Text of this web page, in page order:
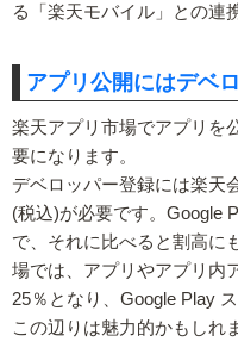
る「楽天モバイル」との連
アプリ公開にはデベ
楽天アプリ市場でアプリを
要になります。
デベロッパー登録には楽天
(税込)が必要です。Google
で、それに比べると割高に
場では、アプリやアプリ内
25％となり、Google Play
この辺りは魅力的かもしれ